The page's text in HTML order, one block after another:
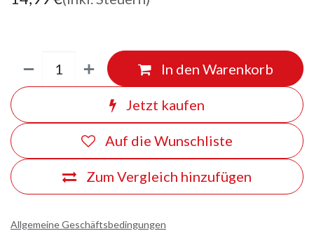
In den Warenkorb
Jetzt kaufen
Zum Vergleich hinzufügen
Auf die Wunschliste
Allgemeine Geschäftsbedingungen